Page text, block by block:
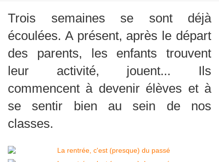
Trois semaines se sont déjà
écoulées. A présent, après le départ
des parents, les enfants trouvent
leur activité, jouent... Ils
commencent à devenir élèves et à
se sentir bien au sein de nos
classes.